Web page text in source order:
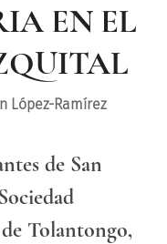
EN EL
López-Ramírez
de San
Tolantongo,